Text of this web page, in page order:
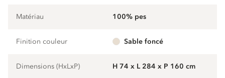
Matériau 100% pes
Finition couleur sable foncé
Dimensions (HxLxP) H 74 x L 284 x P 160 cm